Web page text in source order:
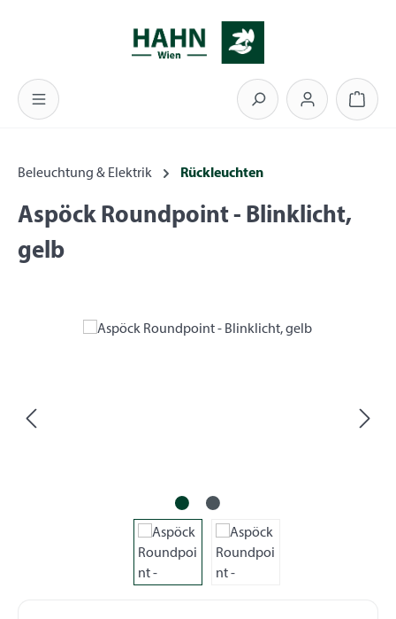
Beleuchtung & Elektrik Rückleuchten
Aspöck Roundpoint - Blinklicht,
gelb
Bildergalerie überspringen